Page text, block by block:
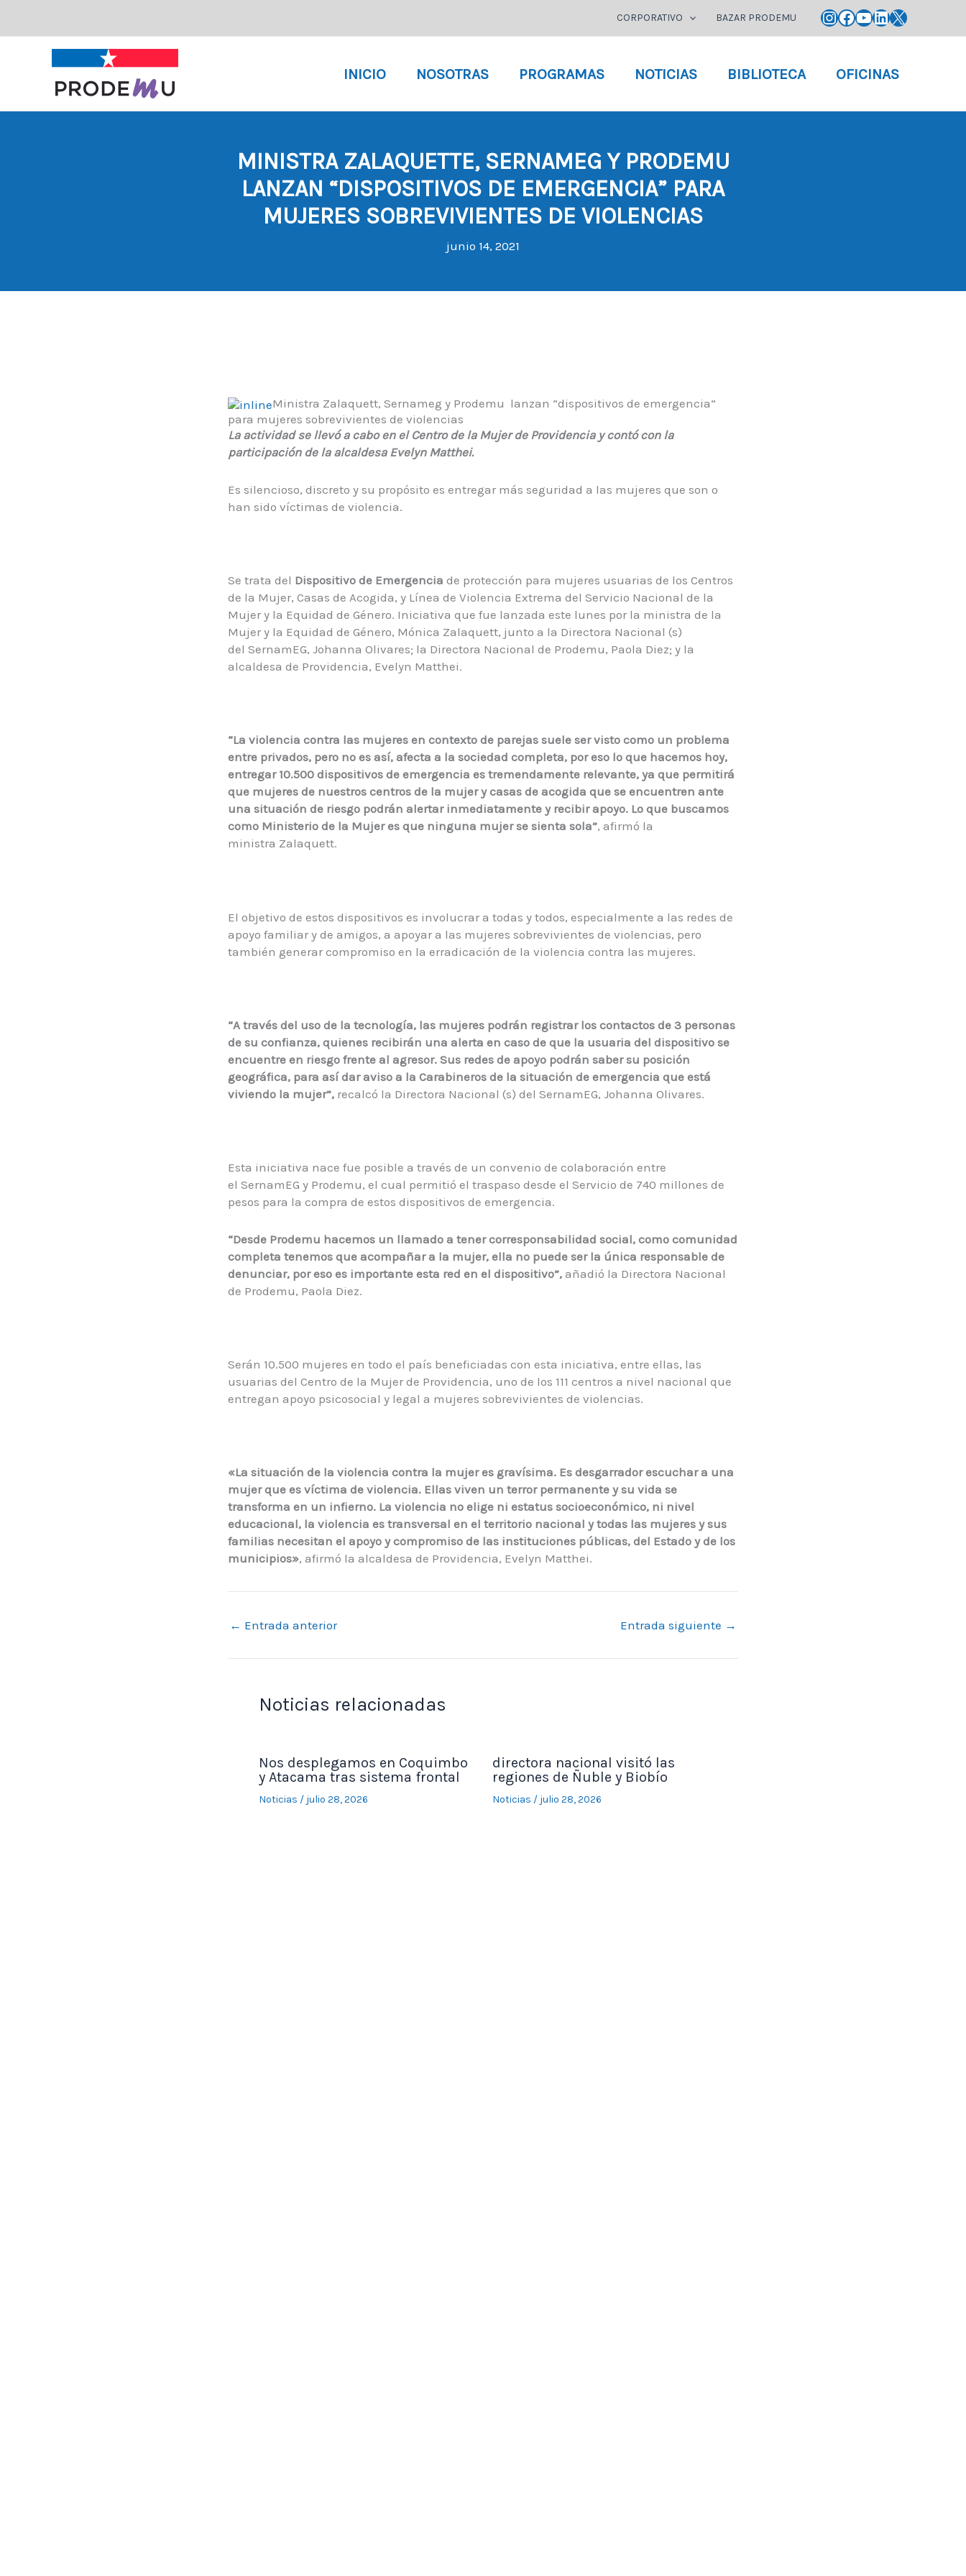
CORPORATIVO BAZAR PRODEMU Instagram
Facebook
YouTube
LinkedIn
X
INICIO NOSOTRAS PROGRAMAS NOTICIAS BIBLIOTECA OFICINAS
MINISTRA ZALAQUETTE, SERNAMEG Y PRODEMU
LANZAN “DISPOSITIVOS DE EMERGENCIA” PARA
MUJERES SOBREVIVIENTES DE VIOLENCIAS
junio 14, 2021
Ministra Zalaquett, Sernameg y Prodemu lanzan “dispositivos de emergencia”
para mujeres sobrevivientes de violencias
La actividad se llevó a cabo en el Centro de la Mujer de Providencia y contó con la
participación de la alcaldesa Evelyn Matthei.
Es silencioso, discreto y su propósito es entregar más seguridad a las mujeres que son o
han sido víctimas de violencia.
Se trata del Dispositivo de Emergencia de protección para mujeres usuarias de los Centros
de la Mujer, Casas de Acogida, y Línea de Violencia Extrema del Servicio Nacional de la
Mujer y la Equidad de Género. Iniciativa que fue lanzada este lunes por la ministra de la
Mujer y la Equidad de Género, Mónica Zalaquett, junto a la Directora Nacional (s)
del SernamEG, Johanna Olivares; la Directora Nacional de Prodemu, Paola Diez; y la
alcaldesa de Providencia, Evelyn Matthei.
“La violencia contra las mujeres en contexto de parejas suele ser visto como un problema
entre privados, pero no es así, afecta a la sociedad completa, por eso lo que hacemos hoy,
entregar 10.500 dispositivos de emergencia es tremendamente relevante, ya que permitirá
que mujeres de nuestros centros de la mujer y casas de acogida que se encuentren ante
una situación de riesgo podrán alertar inmediatamente y recibir apoyo. Lo que buscamos
como Ministerio de la Mujer es que ninguna mujer se sienta sola”, afirmó la
ministra Zalaquett.
El objetivo de estos dispositivos es involucrar a todas y todos, especialmente a las redes de
apoyo familiar y de amigos, a apoyar a las mujeres sobrevivientes de violencias, pero
también generar compromiso en la erradicación de la violencia contra las mujeres.
“A través del uso de la tecnología, las mujeres podrán registrar los contactos de 3 personas
de su confianza, quienes recibirán una alerta en caso de que la usuaria del dispositivo se
encuentre en riesgo frente al agresor. Sus redes de apoyo podrán saber su posición
geográfica, para así dar aviso a la Carabineros de la situación de emergencia que está
viviendo la mujer”, recalcó la Directora Nacional (s) del SernamEG, Johanna Olivares.
Esta iniciativa nace fue posible a través de un convenio de colaboración entre
el SernamEG y Prodemu, el cual permitió el traspaso desde el Servicio de 740 millones de
pesos para la compra de estos dispositivos de emergencia.
“Desde Prodemu hacemos un llamado a tener corresponsabilidad social, como comunidad
completa tenemos que acompañar a la mujer, ella no puede ser la única responsable de
denunciar, por eso es importante esta red en el dispositivo”, añadió la Directora Nacional
de Prodemu, Paola Diez.
Serán 10.500 mujeres en todo el país beneficiadas con esta iniciativa, entre ellas, las
usuarias del Centro de la Mujer de Providencia, uno de los 111 centros a nivel nacional que
entregan apoyo psicosocial y legal a mujeres sobrevivientes de violencias.
«La situación de la violencia contra la mujer es gravísima. Es desgarrador escuchar a una
mujer que es víctima de violencia. Ellas viven un terror permanente y su vida se
transforma en un infierno. La violencia no elige ni estatus socioeconómico, ni nivel
educacional, la violencia es transversal en el territorio nacional y todas las mujeres y sus
familias necesitan el apoyo y compromiso de las instituciones públicas, del Estado y de los
municipios», afirmó la alcaldesa de Providencia, Evelyn Matthei.
← Entrada anterior Entrada siguiente →
Noticias relacionadas
Nos desplegamos en Coquimbo
y Atacama tras sistema frontal
Noticias / julio 28, 2026
directora nacional visitó las
regiones de Ñuble y Biobío
Noticias / julio 28, 2026